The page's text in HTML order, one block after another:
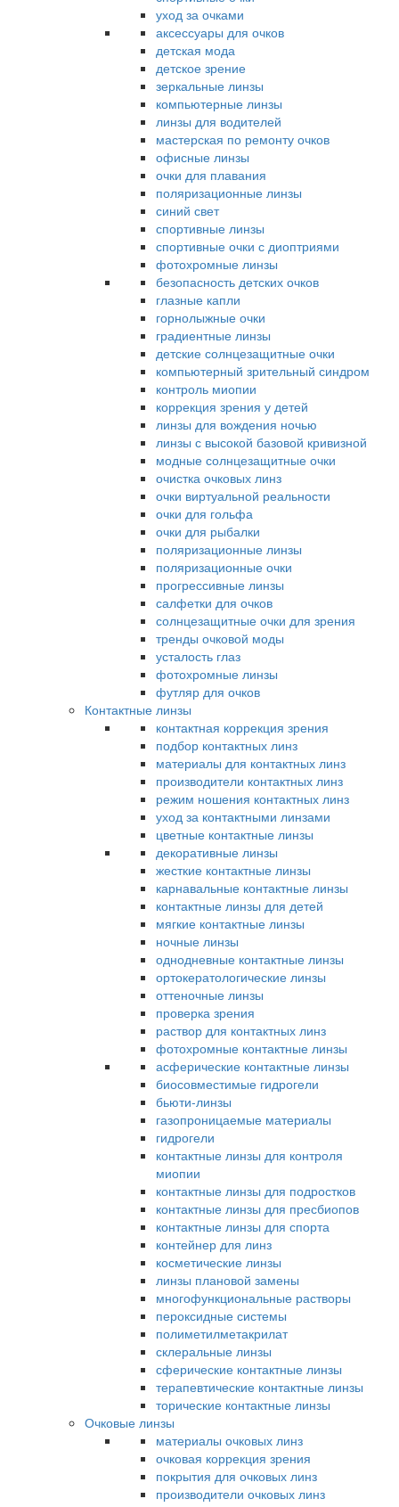
уход за очками
аксессуары для очков
детская мода
детское зрение
зеркальные линзы
компьютерные линзы
линзы для водителей
мастерская по ремонту очков
офисные линзы
очки для плавания
поляризационные линзы
синий свет
спортивные линзы
спортивные очки с диоптриями
фотохромные линзы
безопасность детских очков
глазные капли
горнолыжные очки
градиентные линзы
детские солнцезащитные очки
компьютерный зрительный синдром
контроль миопии
коррекция зрения у детей
линзы для вождения ночью
линзы с высокой базовой кривизной
модные солнцезащитные очки
очистка очковых линз
очки виртуальной реальности
очки для гольфа
очки для рыбалки
поляризационные линзы
поляризационные очки
прогрессивные линзы
салфетки для очков
солнцезащитные очки для зрения
тренды очковой моды
усталость глаз
фотохромные линзы
футляр для очков
Контактные линзы
контактная коррекция зрения
подбор контактных линз
материалы для контактных линз
производители контактных линз
режим ношения контактных линз
уход за контактными линзами
цветные контактные линзы
декоративные линзы
жесткие контактные линзы
карнавальные контактные линзы
контактные линзы для детей
мягкие контактные линзы
ночные линзы
однодневные контактные линзы
ортокератологические линзы
оттеночные линзы
проверка зрения
раствор для контактных линз
фотохромные контактные линзы
асферические контактные линзы
биосовместимые гидрогели
бьюти-линзы
газопроницаемые материалы
гидрогели
контактные линзы для контроля
миопии
контактные линзы для подростков
контактные линзы для пресбиопов
контактные линзы для спорта
контейнер для линз
косметические линзы
линзы плановой замены
многофункциональные растворы
пероксидные системы
полиметилметакрилат
склеральные линзы
сферические контактные линзы
терапевтические контактные линзы
торические контактные линзы
Очковые линзы
материалы очковых линз
очковая коррекция зрения
покрытия для очковых линз
производители очковых линз